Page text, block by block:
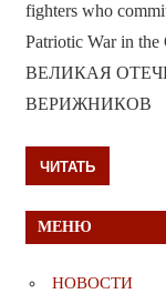
fighters who
Patriotic War in the
ВЕЛИКАЯ
ВЕРИЖНИКОВ
ЧИТАТЬ
МЕНЮ
НОВОСТИ